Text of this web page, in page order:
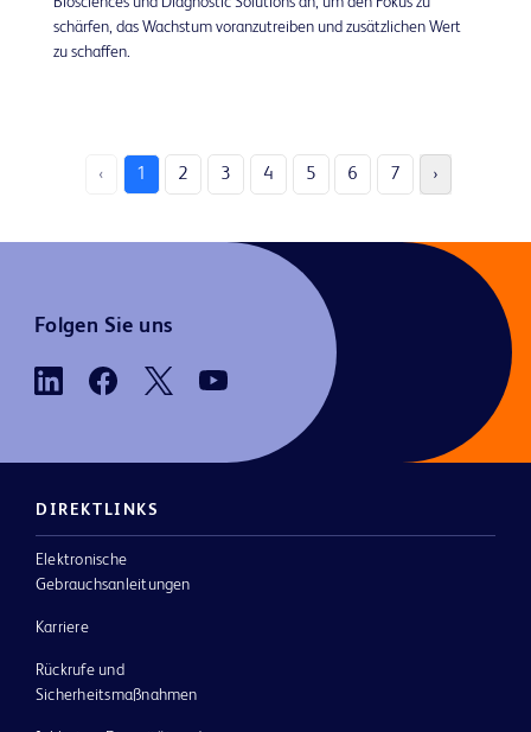
schärfen, das Wachstum voranzutreiben und zusätzlichen Wert
zu schaffen.
‹ 1 2 3 4 5 6 7 ›
Folgen Sie uns
DIREKTLINKS
Elektronische
Gebrauchsanleitungen
Karriere
Rückrufe und
Sicherheitsmaßnahmen